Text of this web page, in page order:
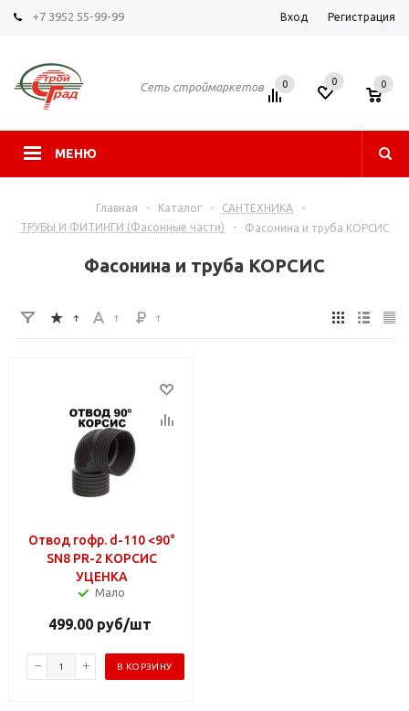
+7 3952 55-99-99 Вход Регистрация
Сеть строймаркетов
МЕНЮ
0 0 0
Главная - Каталог - САНТЕХНИКА
-
ТРУБЫ И ФИТИНГИ (Фасонные части)
- Фасонина и труба КОРСИС
Фасонина и труба КОРСИС
Отвод гофр. d-110 <90°
SN8 PR-2 КОРСИС
УЦЕНКА
Мало
499.00руб/шт
В КОРЗИНУ